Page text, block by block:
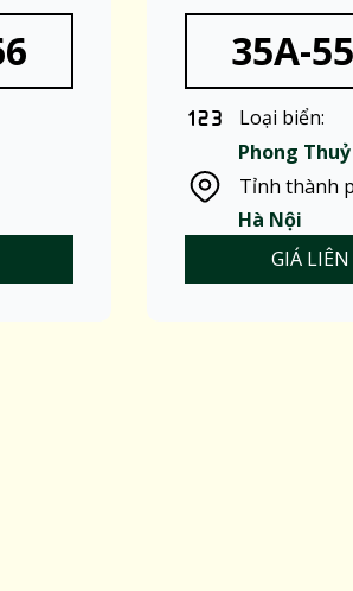
35A-
Loại biển:
Phong Thuỷ
Tỉnh thành
Hà Nội
GIÁ LIÊN